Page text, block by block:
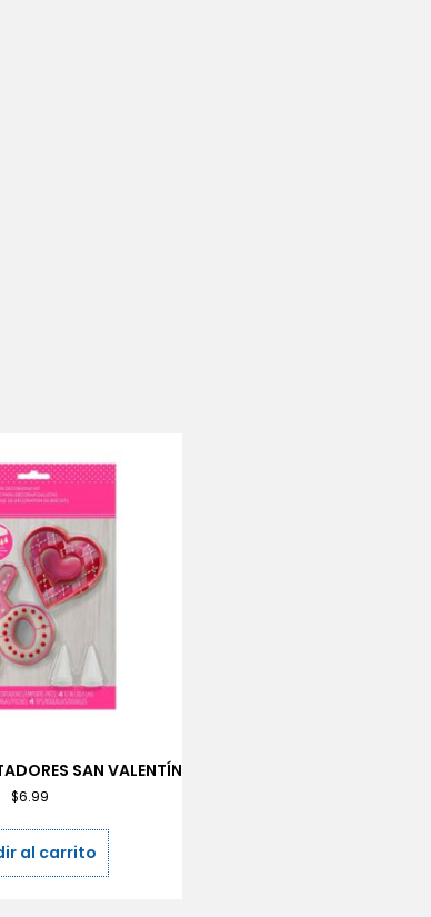
SAN VALENTÍN
$6.99
al carrito